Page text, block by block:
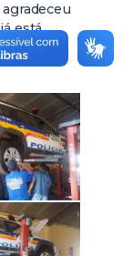
agradeceu
está
em